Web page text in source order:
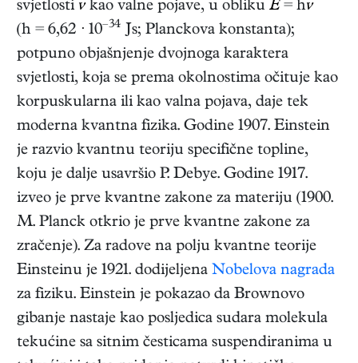
svjetlosti νkao valne pojave, u obliku E= hν
(h = 6,62 · 10–34 Js; Planckova konstanta);
potpuno objašnjenje dvojnoga karaktera
svjetlosti, koja se prema okolnostima očituje kao
korpuskularna ili kao valna pojava, daje tek
moderna kvantna fizika. Godine 1907. Einstein
je razvio kvantnu teoriju specifične topline,
koju je dalje usavršio P. Debye. Godine 1917.
izveo je prve kvantne zakone za materiju (1900.
M. Planck otkrio je prve kvantne zakone za
zračenje). Za radove na polju kvantne teorije
Einsteinu je 1921. dodijeljena Nobelova nagrada
za fiziku. Einstein je pokazao da Brownovo
gibanje nastaje kao posljedica sudara molekula
tekućine sa sitnim česticama suspendiranima u